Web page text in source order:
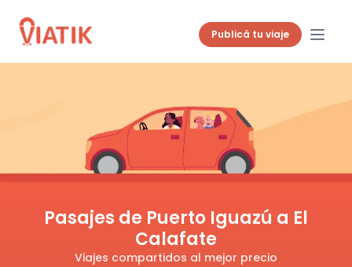
Publicá tu viaje
Pasajes de Puerto Iguazú a El
Calafate
Viajes compartidos al mejor precio